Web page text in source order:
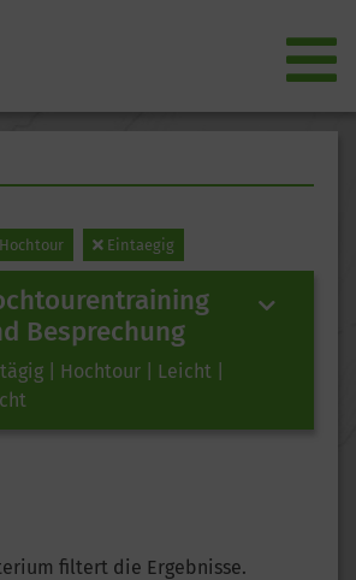
Hochtour Eintaegig
Besprechung
| Hochtour | Leicht |
filtert die Ergebnisse.